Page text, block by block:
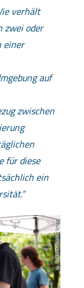
verhält
zwei oder
einer
auf
zwischen
für diese
ein
TU Ilmenau/Carsten Schauer